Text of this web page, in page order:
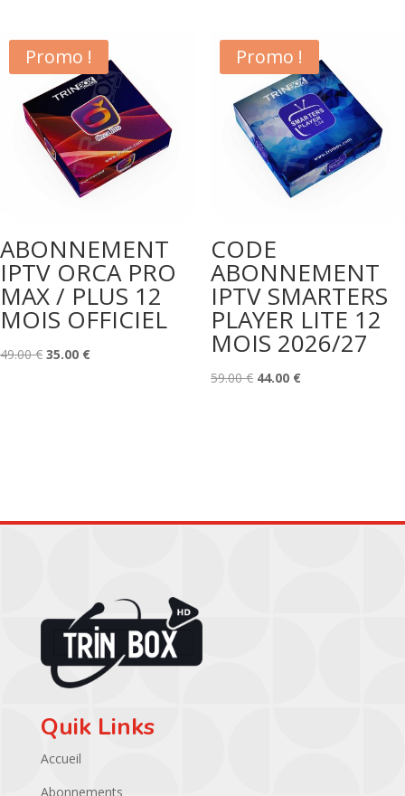
était :
49.00 €.
est :
22.00 €.
59.00 €.44.00 €.
Promo !
ABONNEMENT
IPTV ORCA PRO
MAX / PLUS 12
MOIS OFFICIEL
49.00€ Le
35.00 €Le
Promo !
CODE
ABONNEMENT
IPTV SMARTERS
PLAYER LITE 12
MOIS 2026/27
59.00€ Le
44.00 €Le
Quik Links
Accueil
Abonnements